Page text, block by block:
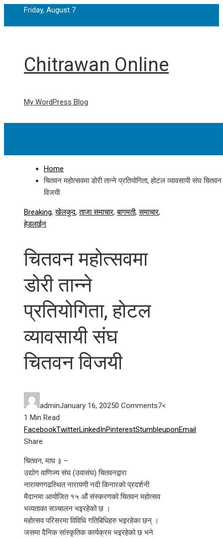
Friday, August 7
Chitrawan Online
My WordPress Blog
Home
चितवन महोत्सवमा डोरी तान्ने प्रतियोगिता, होटल व्यावसायी संघ चितवन
विजयी
Breaking,खेलकुद,ताजा समाचार,बागमती,समाचार,
हेडलाईन
चितवन महोत्सवमा
डोरी तान्ने
प्रतियोगिता, होटल
व्यावसायी संघ
चितवन विजयी
adminJanuary 16, 20250 Comments7<
1 Min Read
FacebookTwitterLinkedInPinterestStumbleuponEmail
Share
चितवन, माघ ३ –
उद्योग वाणिज्य संघ (उवासंघ) चितवनद्वारा
नारायणगढस्थित नारायणी नदी किनारको प्रदर्शनी
मैदानमा आयोजित १५ औं संस्करणको चितवन महोत्सव
भव्यताका सञ्चालन भइरहेको छ ।
महोत्सव परिसरमा विविधि गतिबिधिहरु भइरहेका छन् ।
जसमा दैनिक सांस्कृतिक कार्यक्रम भइरहेको छ भने